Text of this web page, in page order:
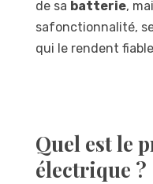
de sa batterie,
safonctionnalité,
qui le rendent
Quel est le
électrique ?